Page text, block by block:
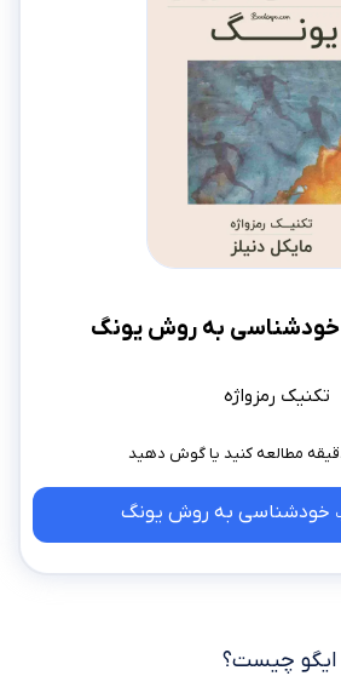
خودشناسی به روش یونگ
تکنیک رمزواژه
خودشناسی به روش یونگ
ایگو چیست؟